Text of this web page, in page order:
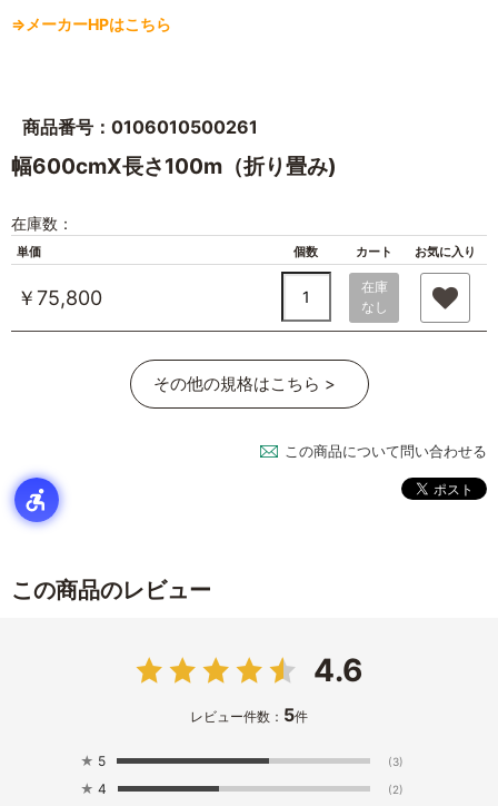
⇒メーカーHPはこちら
商品番号：0106010500261
幅600cmX長さ100m（折り畳み)
在庫数：
単価 個数 カート お気に入り
￥75,800
在庫
なし
その他の規格はこちら >
この商品について問い合わせる
この商品のレビュー
4.6
レビュー件数： 5件
★ 5 (3)
★ 4 (2)